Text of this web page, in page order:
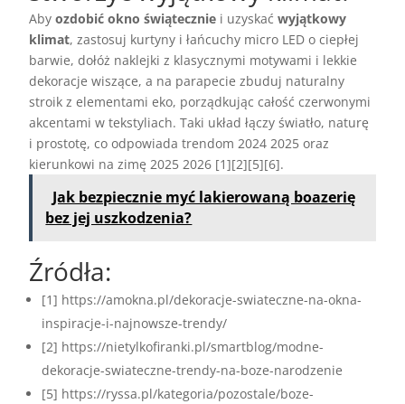
Abyozdobić okno świątecznie i uzyskaćwyjątkowy
klimat, zastosuj kurtyny i łańcuchy micro LED o ciepłej
barwie, dołóż naklejki z klasycznymi motywami i lekkie
dekoracje wiszące, a na parapecie zbuduj naturalny
stroik z elementami eko, porządkując całość czerwonymi
akcentami w tekstyliach. Taki układ łączy światło, naturę
i prostotę, co odpowiada trendom 2024 2025 oraz
kierunkowi na zimę 2025 2026 [1][2][5][6].
Jak bezpiecznie myć lakierowaną boazerię
bez jej uszkodzenia?
Źródła:
[1] https://amokna.pl/dekoracje-swiateczne-na-okna-
inspiracje-i-najnowsze-trendy/
[2] https://nietylkofiranki.pl/smartblog/modne-
dekoracje-swiateczne-trendy-na-boze-narodzenie
[5] https://ryssa.pl/kategoria/pozostale/boze-